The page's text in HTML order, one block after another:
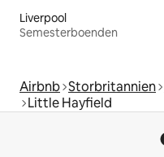
Liverpool
Semesterboenden
Airbnb Storbritannien
Little Hayfield